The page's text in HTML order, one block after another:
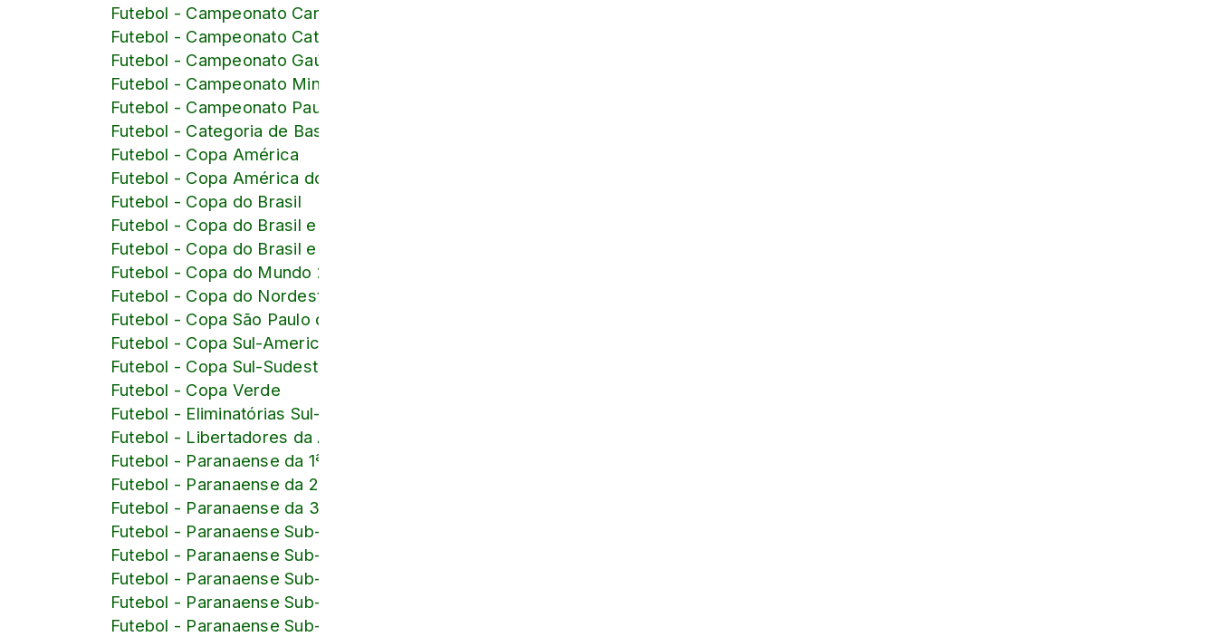
Futebol - Campeonato Carioca
Futebol - Campeonato Catarinense
Futebol - Campeonato Gaúcho
Futebol - Campeonato Mineiro
Futebol - Campeonato Paulista
Futebol - Categoria de Base
Futebol - Copa América
Futebol - Copa América do Brasil
Futebol - Copa do Brasil
Futebol - Copa do Brasil e Brasileiro Sub-17
Futebol - Copa do Brasil e Brasileiro Sub-20
Futebol - Copa do Mundo 2026
Futebol - Copa do Nordeste
Futebol - Copa São Paulo de Juniores
Futebol - Copa Sul-Americana
Futebol - Copa Sul-Sudeste
Futebol - Copa Verde
Futebol - Eliminatórias Sul-Americanas
Futebol - Libertadores da América
Futebol - Paranaense da 1ª Divisão
Futebol - Paranaense da 2ª Divisão
Futebol - Paranaense da 3ª Divisão
Futebol - Paranaense Sub-15
Futebol - Paranaense Sub-16
Futebol - Paranaense Sub-17
Futebol - Paranaense Sub-18
Futebol - Paranaense Sub-19